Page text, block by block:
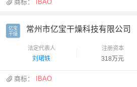
商标： IBAO
亿宝
干燥
常州市亿宝干燥科技有限公司
法定代表人
刘珺轶
注册资本
318万元
商标： IBAO